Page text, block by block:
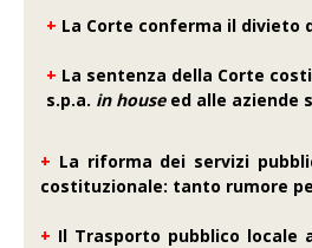
+ La Corte conferma il divieto
+ La sentenza della Corte
s.p.a. in houseed alle aziende
+ La riforma dei servizi
costituzionale: tanto rumore
+ Il Trasporto pubblico locale